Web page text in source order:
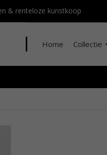
& renteloze kunstkoop
Home Collectie